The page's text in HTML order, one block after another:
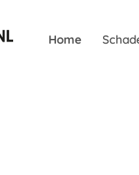
Home